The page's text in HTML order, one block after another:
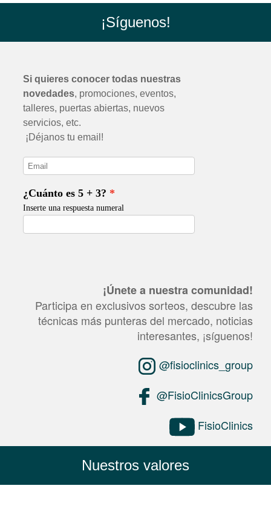
¡Síguenos!
¡Únete a nuestra comunidad!
Participa en exclusivos sorteos, descubre las
técnicas más punteras del mercado, noticias
interesantes, ¡síguenos!
@fisioclinics_group
@FisioClinicsGroup
FisioClinics
Nuestros valores